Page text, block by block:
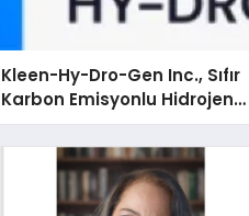
Kleen-Hy-Dro-Gen Inc., Sıfır
Karbon Emisyonlu Hidrojen
Isıtma Teknolojisinde ISO ve
TSSA Düzenleyici Onaylarını